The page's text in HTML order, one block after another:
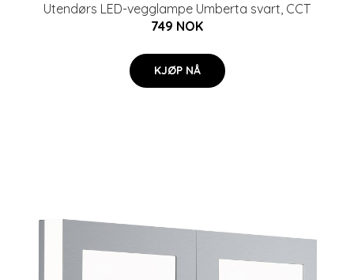
Utendørs LED-vegglampe Umberta svart, CCT
749 NOK
KJØP NÅ